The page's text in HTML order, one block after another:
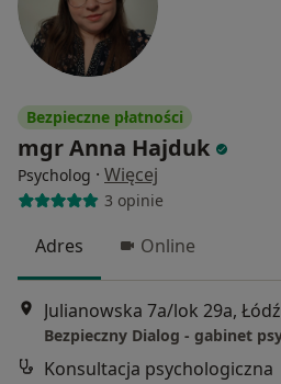
Bezpieczne płatności
mgr Anna Hajduk
Psycholog · Więcej
3 opinie
Adres Online
Julianowska 7a/lok 29a, Łódź
Konsultacja psychologiczna